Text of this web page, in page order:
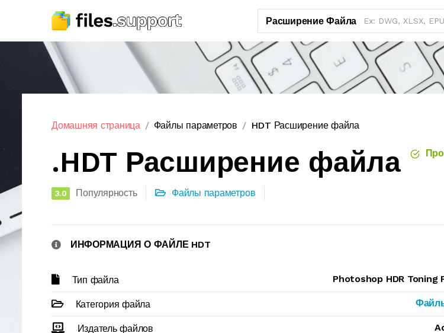
Расширение Файла
Домашняя страница Файлы параметров HDT Расширение файла
.HDT Расширение файла
3.0 Популярность Файлы параметров
ИНФОРМАЦИЯ О ФАЙЛЕ HDT
Тип файла Photoshop HDR Toning
Категория файла
Издатель файлов